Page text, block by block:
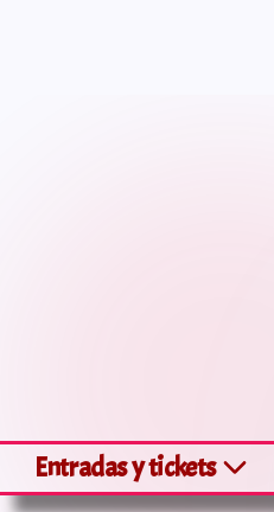
Entradas y tickets